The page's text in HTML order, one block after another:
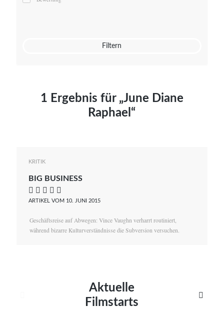
Mato von Vogelstein
Filtern
1 Ergebnis für „June Diane
Raphael“
KRITIK
BIG BUSINESS
    
ARTIKEL VOM 10. JUNI 2015
Geschäftsreise auf Abwegen: Vince Vaughn verharrt routiniert,
während bizarre Kulturverständnisse die Subversion versuchen.
Aktuelle
Filmstarts
